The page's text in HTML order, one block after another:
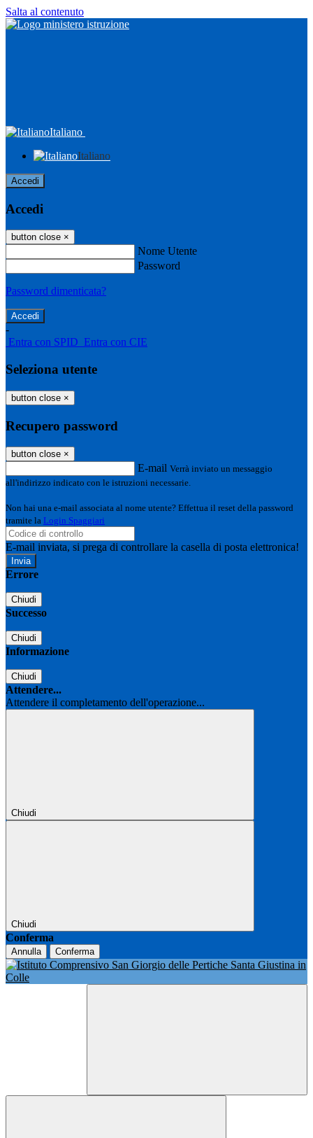
Salta al contenuto
Italiano
Italiano
Accedi
Accedi
button close ×
Nome Utente
Password
Password dimenticata?
-
Entra con SPID Entra con CIE
Seleziona utente
button close ×
Recupero password
button close ×
E-mail Verrà inviato un messaggio
all'indirizzo indicato con le istruzioni necessarie.
Non hai una e-mail associata al nome utente? Effettua il reset della password
tramite la Login Spaggiari
E-mail inviata, si prega di controllare la casella di posta elettronica!
Errore
Chiudi
Successo
Chiudi
Informazione
Chiudi
Attendere...
Attendere il completamento dell'operazione...
Chiudi
Chiudi
Conferma
Annulla Conferma